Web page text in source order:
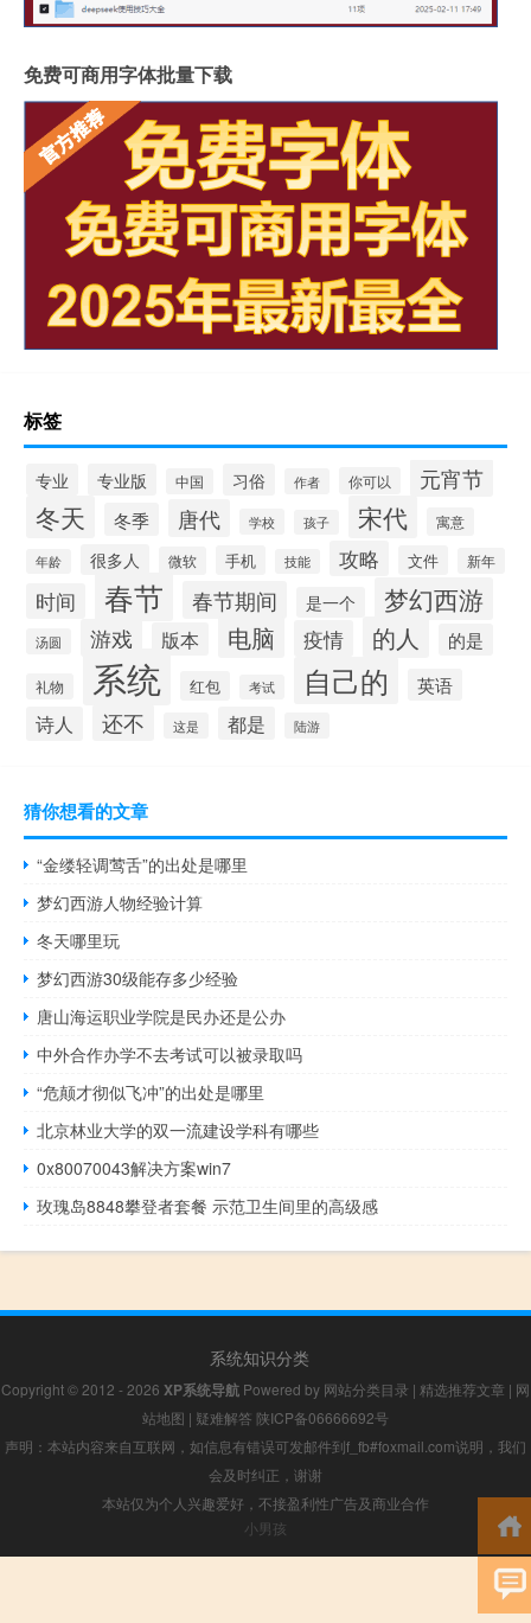
免费可商用字体批量下载
标签
专业 专业版 中国 习俗 作者 你可以 元宵节
冬天 冬季 唐代 学校 孩子 宋代 寓意
年龄 很多人 微软 手机 技能 攻略 文件 新年
时间 春节 春节期间 是一个 梦幻西游
汤圆 游戏 版本 电脑 疫情 的人 的是
礼物 系统 红包 考试 自己的 英语
诗人 还不 这是 都是 陆游
猜你想看的文章
“金缕轻调莺舌”的出处是哪里
梦幻西游人物经验计算
冬天哪里玩
梦幻西游30级能存多少经验
唐山海运职业学院是民办还是公办
中外合作办学不去考试可以被录取吗
“危颠才彻似飞冲”的出处是哪里
北京林业大学的双一流建设学科有哪些
0x80070043解决方案win7
玫瑰岛8848攀登者套餐 示范卫生间里的高级感
系统知识分类
Copyright © 2012 - 2026 XP系统导航 Powered by 网站分类目录 | 精选推荐文章 | 网
站地图 | 疑难解答 陕ICP备06666692号
声明：本站内容来自互联网，如信息有错误可发邮件到f_fb#foxmail.com说明，我们
会及时纠正，谢谢
本站仅为个人兴趣爱好，不接盈利性广告及商业合作
小男孩